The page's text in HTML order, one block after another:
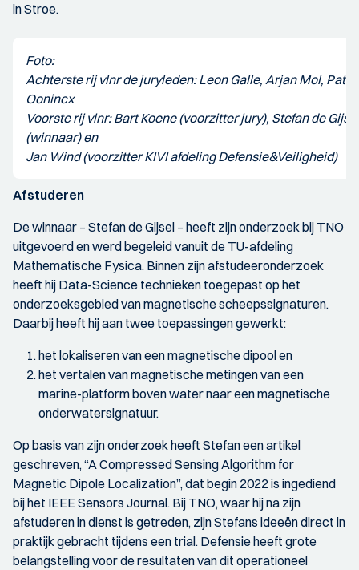
in Stroe.
Foto:
Achterste rij vlnr de juryleden: Leon Galle, Arjan Mol,
Oonincx
Voorste rij vlnr: Bart Koene (voorzitter jury), Stefan de Gijsel
(winnaar) en
Jan Wind (voorzitter KIVI afdeling Defensie&Veiligheid)
Afstuderen
De winnaar – Stefan de Gijsel – heeft zijn onderzoek bij TNO
uitgevoerd en werd begeleid vanuit de TU-afdeling
Mathematische Fysica. Binnen zijn afstudeeronderzoek
heeft hij Data-Science technieken toegepast op het
onderzoeksgebied van magnetische scheepssignaturen.
Daarbij heeft hij aan twee toepassingen gewerkt:
het lokaliseren van een magnetische dipool en
het vertalen van magnetische metingen van een
marine-platform boven water naar een magnetische
onderwatersignatuur.
Op basis van zijn onderzoek heeft Stefan een artikel
geschreven, “A Compressed Sensing Algorithm for
Magnetic Dipole Localization”, dat begin 2022 is ingediend
bij het IEEE Sensors Journal. Bij TNO, waar hij na zijn
afstuderen in dienst is getreden, zijn Stefans ideeën direct in
praktijk gebracht tijdens een trial. Defensie heeft grote
belangstelling voor de resultaten van dit operationeel